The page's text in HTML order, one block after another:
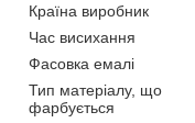
Країна виробник
Час висихання
Фасовка емалі
Тип матеріалу, що
фарбується